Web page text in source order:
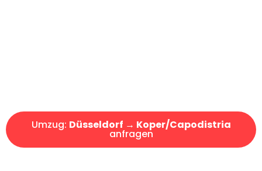
Umzug: Düsseldorf → Koper/Capodistria
anfragen